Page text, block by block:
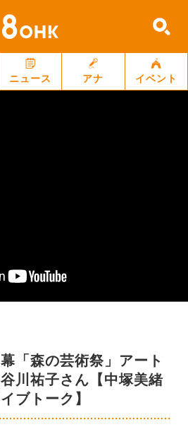
ニュース アナ イベント
「森の芸術祭」アート
川祐子さん【中塚美緒
ブトーク】